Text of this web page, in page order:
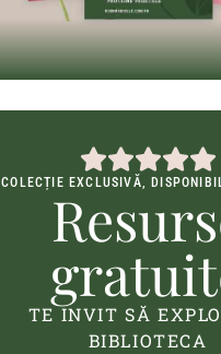
COLECȚIE EXCLUSIVĂ,
TE INVIT SĂ
BIBLIOTECA